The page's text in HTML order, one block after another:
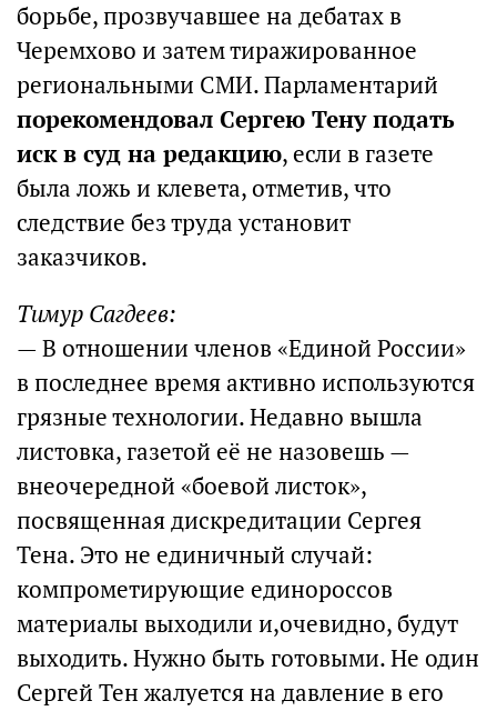
борьбе, прозвучавшее на дебатах в
Черемхово и затем тиражированное
региональными СМИ. Парламентарий
порекомендовал Сергею Тену подать
иск в суд на редакцию, если в газете
была ложь и клевета, отметив, что
следствие без труда установит
заказчиков.
Тимур Сагдеев:
— В отношении членов «Единой России»
в последнее время активно используются
грязные технологии. Недавно вышла
листовка, газетой её не назовешь —
внеочередной «боевой листок»,
посвященная дискредитации Сергея
Тена. Это не единичный случай:
компрометирующие единороссов
материалы выходили и,очевидно, будут
выходить. Нужно быть готовыми. Не один
Сергей Тен жалуется на давление в его